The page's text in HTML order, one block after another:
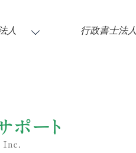
人 行政書士法人